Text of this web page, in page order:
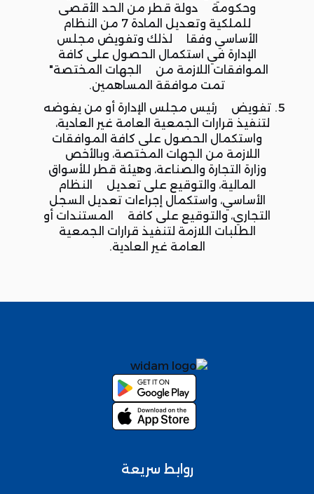
وحكومة دولة قطر من الحد الأقصى
للملكية وتعديل المادة 7 من النظام
الأساسي وفقا لذلك وتفويض مجلس
الإدارة في استكمال الحصول على كافة
الموافقات اللازمة من الجهات المختصة"
تمت موافقة المساهمين.
تفويض رئيس مجلس الإدارة أو من يفوضه
لتنفيذ قرارات الجمعية العامة غير العادية،
واستكمال الحصول على كافة الموافقات
اللازمة من الجهات المختصة، وبالأخص
وزارة التجارة والصناعة، وهيئة قطر للأسواق
المالية، والتوقيع على تعديل النظام
الأساسي، واستكمال إجراءات تعديل السجل
التجاري، والتوقيع على كافة المستندات أو
الطلبات اللازمة لتنفيذ قرارات الجمعية
العامة غير العادية.
روابط سريعة